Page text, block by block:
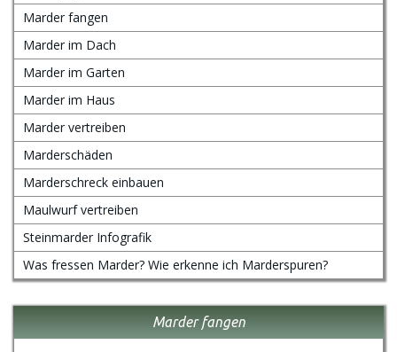
Marder fangen
Marder im Dach
Marder im Garten
Marder im Haus
Marder vertreiben
Marderschäden
Marderschreck einbauen
Maulwurf vertreiben
Steinmarder Infografik
Was fressen Marder? Wie erkenne ich Marderspuren?
Marder fangen